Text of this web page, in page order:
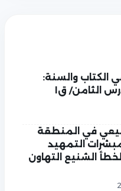
الكتاب والسنة:
الثامن/ ق١
في المنطقة
التمهيد
الشنيع التهاون